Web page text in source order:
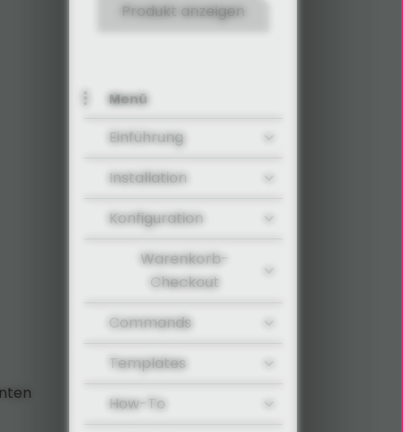
Produkt anzeigen
Menü
Einführung
Installation
Konfiguration
Warenkorb-
Checkout
Commands
Templates
How-To